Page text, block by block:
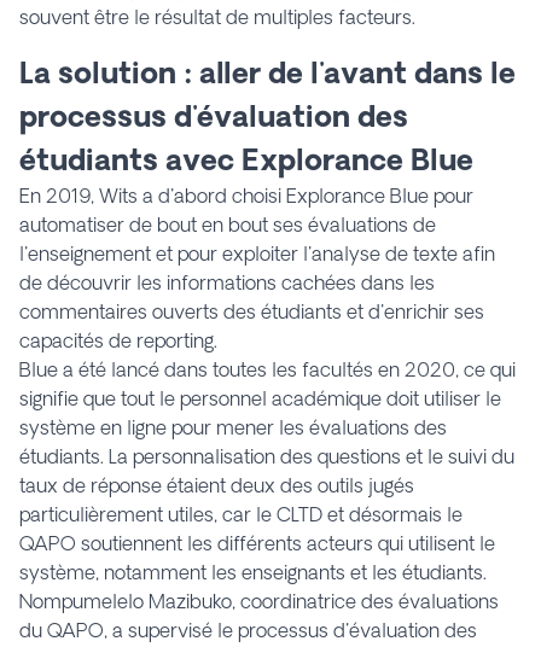
souvent être le résultat de multiples facteurs.
La solution : aller de l'avant dans le
processus d'évaluation des
étudiants avec Explorance Blue
En 2019, Wits a d'abord choisi Explorance Blue pour
automatiser de bout en bout ses évaluations de
l'enseignement et pour exploiter l'analyse de texte afin
de découvrir les informations cachées dans les
commentaires ouverts des étudiants et d'enrichir ses
capacités de reporting.
Blue a été lancé dans toutes les facultés en 2020, ce qui
signifie que tout le personnel académique doit utiliser le
système en ligne pour mener les évaluations des
étudiants. La personnalisation des questions et le suivi du
taux de réponse étaient deux des outils jugés
particulièrement utiles, car le CLTD et désormais le
QAPO soutiennent les différents acteurs qui utilisent le
système, notamment les enseignants et les étudiants.
Nompumelelo Mazibuko, coordinatrice des évaluations
du QAPO, a supervisé le processus d'évaluation des